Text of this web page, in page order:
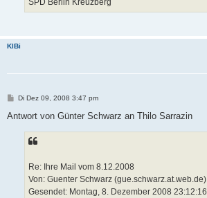
SPD Berlin Kreuzberg
KlBi
B
i
Di Dez 09, 2008 3:47 pm
Antwort von Günter Schwarz an Thilo Sarrazin
Von: Guenter Schwarz (gue.schwarz.at.web.de)
Gesendet: Montag, 8. Dezember 2008 23:12:16